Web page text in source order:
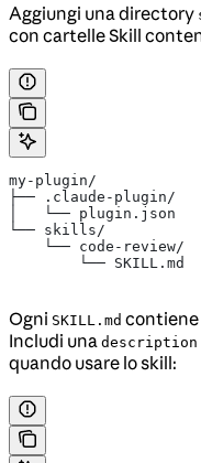
Aggiungi una directory
con cartelle Skill
my-plugin/
├── .claude-plugin/
│   └── plugin.json
└── skills/
    └── code-review/
        └── SKILL.md
Ogni SKILL.md
Includi una description
quando usare lo skill: